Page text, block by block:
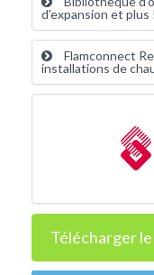
d'expansion et plus !
Flamconnect
installations de
Télécharger